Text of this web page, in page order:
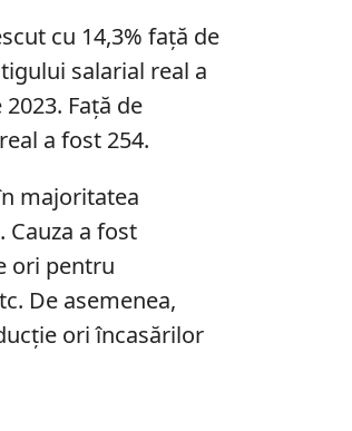
cu 14,3% față de
salarial real a
Faţă de
a fost 254.
majoritatea
a fost
ori pentru
De asemenea,
ori încasărilor